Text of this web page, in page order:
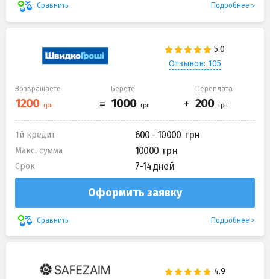
Сравнить Подробнее
Отзывов: 105
Возвращаете Берете Переплата
1й кредит 600 - 10000
Макс. сумма 10000
Срок 7-14 дней
Оформить заявку
Сравнить Подробнее